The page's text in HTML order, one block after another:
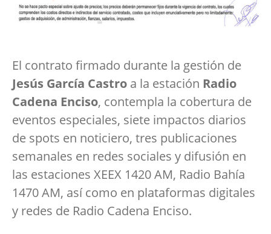
El contrato firmado durante la gestión de
Jesús García Castro a la estación Radio
Cadena Enciso, contempla la cobertura de
eventos especiales, siete impactos diarios
de spots en noticiero, tres publicaciones
semanales en redes sociales y difusión en
las estaciones XEEX 1420 AM, Radio Bahía
1470 AM, así como en plataformas digitales
y redes de Radio Cadena Enciso.